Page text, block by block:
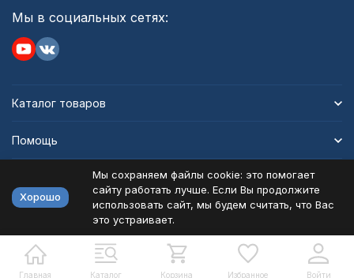
Главная Каталог Корзина Избранное Войти
Мы в социальных сетях:
Каталог товаров
Помощь
Политика персональных данных
Разработано в bodysite.ru
Хорошо
Мы сохраняем файлы cookie: это помогает
сайту работать лучше. Если Вы продолжите
использовать сайт, мы будем считать, что Вас
это устраивает.